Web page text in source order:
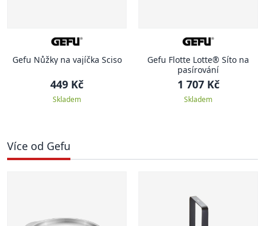
Gefu Nůžky na vajíčka Sciso
449 Kč
Skladem
Gefu Flotte Lotte® Síto na
pasírování
1 707 Kč
Skladem
Více od Gefu